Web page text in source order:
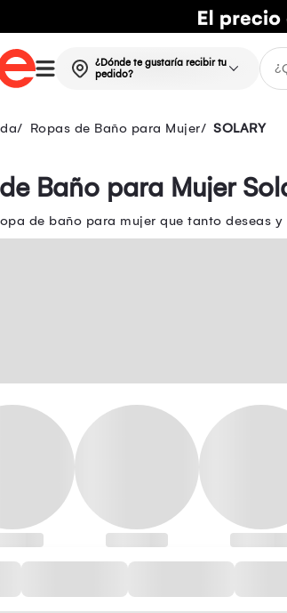
¿Dónde te gustaría recibir tu
pedido?
Ropas de Baño para Mujer SOLARY
Baño para Mujer
de baño para mujer que tanto deseas